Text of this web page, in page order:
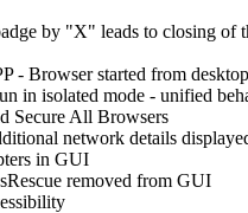
by "X" leads to closing of
- Browser started from
in isolated mode - unified
Secure All Browsers
network details
in GUI
removed from GUI